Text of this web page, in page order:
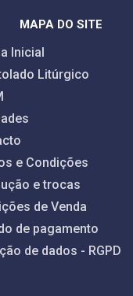
MAPA DO SITE
Inicial
Litúrgico
e Condições
e trocas
de Venda
de pagamento
de dados - RGPD